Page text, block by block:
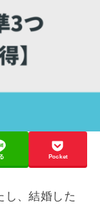
Pocket
し、結婚した